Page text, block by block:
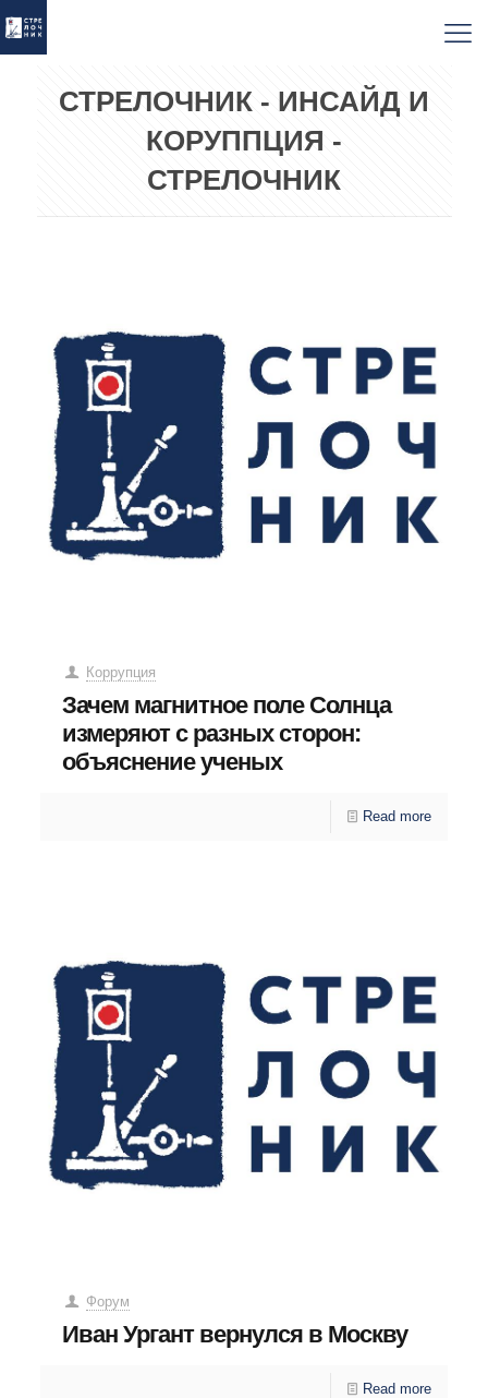
СТРЕЛОЧНИК - ИНСАЙД И
КОРУППЦИЯ -
СТРЕЛОЧНИК
Коррупция
Зачем магнитное поле Солнца
измеряют с разных сторон:
объяснение ученых
Read more
Форум
Иван Ургант вернулся в Москву
Read more